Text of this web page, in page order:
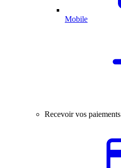
Mobile
Recevoir vos paiements